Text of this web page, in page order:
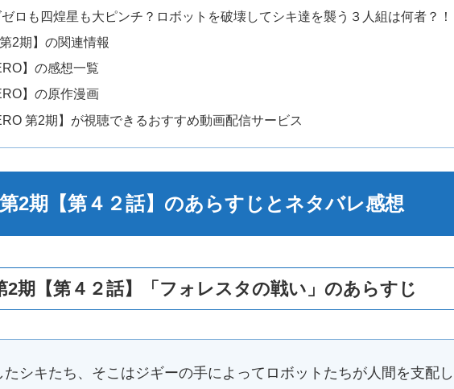
ロも四煌星も大ピンチ？ロボットを破壊してシキ達を襲う３人組は何者？！
2期】の関連情報
】の感想一覧
】の原作漫画
第2期】が視聴できるおすすめ動画配信サービス
2期【第４２話】のあらすじとネタバレ感想
2期【第４２話】「フォレスタの戦い」のあらすじ
シキたち、そこはジギーの手によってロボットたちが人間を支配し